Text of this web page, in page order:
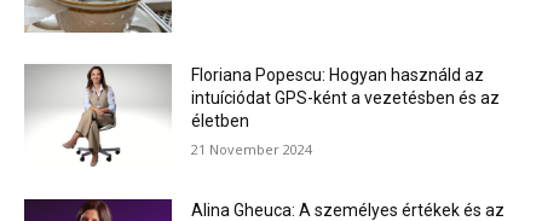
Floriana Popescu: Hogyan használd az
intuíciódat GPS-ként a vezetésben és az
életben
21 November 2024
Alina Gheuca: A személyes értékek és az